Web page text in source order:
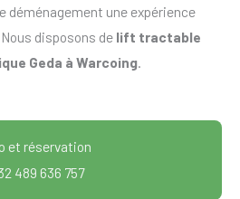
déménagement une expérience
disposons de lift tractable
Geda à Warcoing.
et réservation
489 636 757